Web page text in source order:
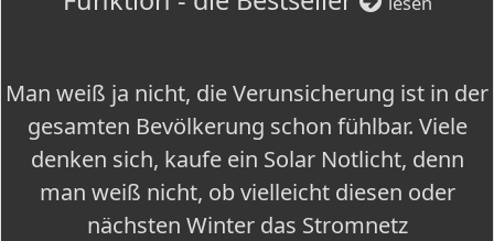
Man weiß ja nicht, die Verunsicherung ist in der
gesamten Bevölkerung schon fühlbar. Viele
denken sich, kaufe ein Solar Notlicht, denn
man weiß nicht, ob vielleicht diesen oder
nächsten Winter das Stromnetz